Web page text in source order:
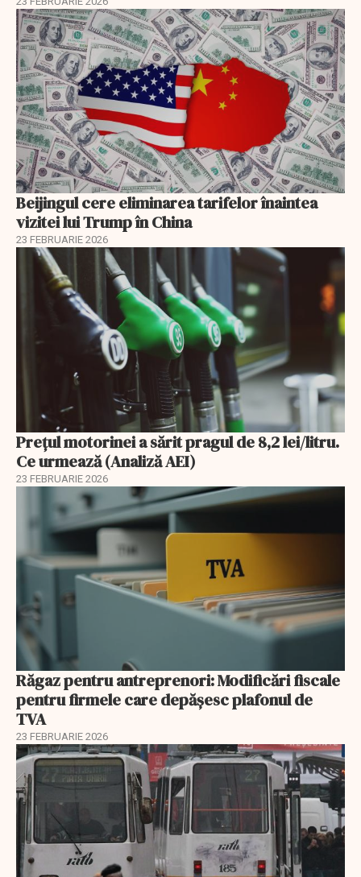
Beijingul cere eliminarea tarifelor înaintea
vizitei lui Trump în China
23 FEBRUARIE 2026
Prețul motorinei a sărit pragul de 8,2 lei/litru.
Ce urmează (Analiză AEI)
23 FEBRUARIE 2026
Răgaz pentru antreprenori: Modificări fiscale
pentru firmele care depășesc plafonul de
TVA
23 FEBRUARIE 2026
EXCLUSIV